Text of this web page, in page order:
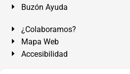
Buzón Ayuda
¿Colaboramos?
Mapa Web
Accesibilidad